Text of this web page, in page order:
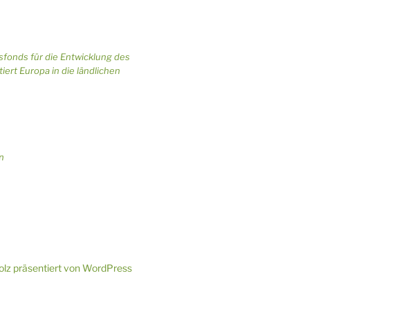
für die Entwicklung des
Europa in die ländlichen
präsentiert von WordPress